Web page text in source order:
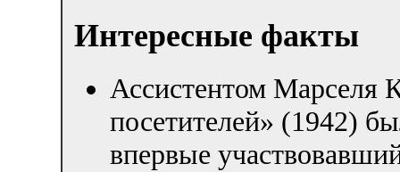
Интересные факты
Ассистентом Марселя
посетителей» (1942)
впервые